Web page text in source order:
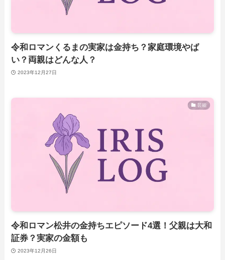
令和ロマンくるまの実家は金持ち？家庭環境やば
い？両親はどんな人？
2023年12月27日
芸能
令和ロマン松井の金持ちエピソード4選！父親は大和
証券？実家の金額も
2023年12月26日